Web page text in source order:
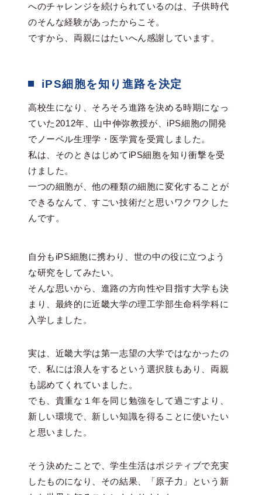
へのチャレンジを続けられているのは、子供時代
のそんな経験があったからこそ。
ですから、両親にはたいへん感謝しています。
iPS細胞を知り進路を決定
高校生になり、そろそろ進路を決める時期になっ
ていた2012年、山中伸弥教授が、iPS細胞の開発
でノーベル生理学・医学賞を受賞しました。
私は、そのときはじめてiPS細胞を知り衝撃を受
けました。
一つの細胞が、他の種類の細胞に変化することが
できるなんて、すごい技術だと思いワクワクした
んです。
自分もiPS細胞に携わり、世の中の役に立つよう
な研究をしてみたい。
そんな思いから、進路の方向性や目指す大学も決
まり、最終的に近畿大学の理工学部生命科学科に
入学しました。
実は、近畿大学は第一志望の大学ではなかったの
で、私には浪人をするという選択肢もあり、両親
も認めてくれていました。
でも、貴重な１年を同じ勉強をして過ごすより、
新しい環境で、新しい知識を得ることに使いたい
と思いました。
そう決めたことで、学生生活はポジティブで充実
したものになり、その結果、「原子力」という新